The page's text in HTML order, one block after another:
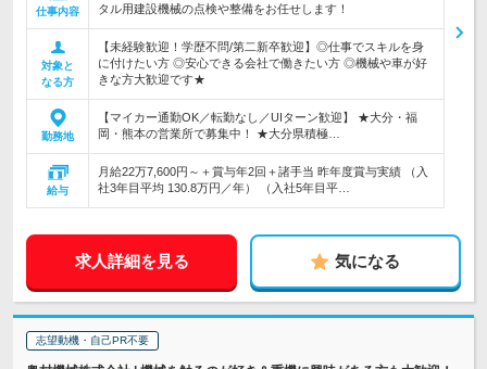
仕事内容
タル用建設機械の点検や整備をお任せします！
対象と
なる方
【未経験歓迎！学歴不問/第二新卒歓迎】◎仕事でスキルを身
に付けたい方 ◎安心できる会社で働きたい方 ◎機械や車が好
きな方大歓迎です★
勤務地
【マイカー通勤OK／転勤なし／UIターン歓迎】 ★大分・福
岡・熊本の営業所で募集中！ ★大分県積極…
給与
月給22万7,600円～＋賞与年2回＋諸手当 昨年度賞与実績 （入
社3年目平均 130.8万円／年） （入社5年目平…
求人詳細を見る 気になる
志望動機・自己PR不要